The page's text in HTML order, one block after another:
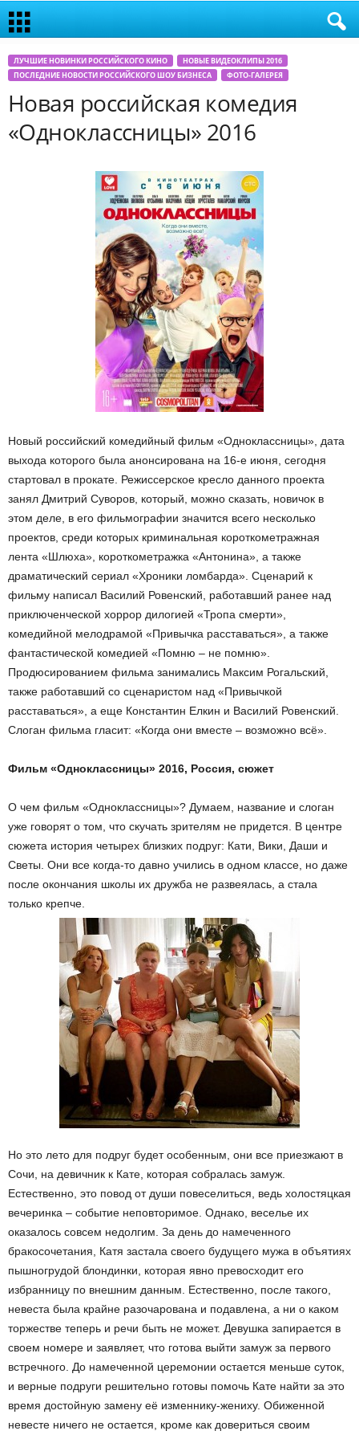
ЛУЧШИЕ НОВИНКИ РОССИЙСКОГО КИНО
НОВЫЕ ВИДЕОКЛИПЫ 2016
ПОСЛЕДНИЕ НОВОСТИ РОССИЙСКОГО ШОУ БИЗНЕСА
ФОТО-ГАЛЕРЕЯ
Новая российская комедия
«Одноклассницы» 2016
Новый российский комедийный фильм «Одноклассницы», дата
выхода которого была анонсирована на 16-е июня, сегодня
стартовал в прокате. Режиссерское кресло данного проекта
занял Дмитрий Суворов, который, можно сказать, новичок в
этом деле, в его фильмографии значится всего несколько
проектов, среди которых криминальная короткометражная
лента «Шлюха», короткометражка «Антонина», а также
драматический сериал «Хроники ломбарда». Сценарий к
фильму написал Василий Ровенский, работавший ранее над
приключенческой хоррор дилогией «Тропа смерти»,
комедийной мелодрамой «Привычка расставаться», а также
фантастической комедией «Помню – не помню».
Продюсированием фильма занимались Максим Рогальский,
также работавший со сценаристом над «Привычкой
расставаться», а еще Константин Елкин и Василий Ровенский.
Слоган фильма гласит: «Когда они вместе – возможно всё».
Фильм «Одноклассницы» 2016, Россия, сюжет
О чем фильм «Одноклассницы»? Думаем, название и слоган
уже говорят о том, что скучать зрителям не придется. В центре
сюжета история четырех близких подруг: Кати, Вики, Даши и
Светы. Они все когда-то давно учились в одном классе, но даже
после окончания школы их дружба не развеялась, а стала
только крепче.
Но это лето для подруг будет особенным, они все приезжают в
Сочи, на девичник к Кате, которая собралась замуж.
Естественно, это повод от души повеселиться, ведь холостяцкая
вечеринка – событие неповторимое. Однако, веселье их
оказалось совсем недолгим. За день до намеченного
бракосочетания, Катя застала своего будущего мужа в объятиях
пышногрудой блондинки, которая явно превосходит его
избранницу по внешним данным. Естественно, после такого,
невеста была крайне разочарована и подавлена, а ни о каком
торжестве теперь и речи быть не может. Девушка запирается в
своем номере и заявляет, что готова выйти замуж за первого
встречного. До намеченной церемонии остается меньше суток,
и верные подруги решительно готовы помочь Кате найти за это
время достойную замену её изменнику-жениху. Обиженной
невесте ничего не остается, кроме как довериться своим